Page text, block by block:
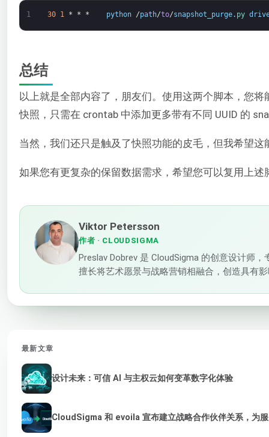
1 30 1 * * * python /path/to/snapshot_purge. py
总结
以上就是全部内容了，朋友们。使用这两个脚本，您
快照，只需在 crontab 中添加更多带有不同 UUID 的
当然，我们还只是触及了快照功能的皮毛，但我希望
如果您有更复杂的保留数据需求，希望您可以复用上述
Viktor Petersson
作者 · CLOUDSIGMA
Preslav Dobrev 是 CloudSigma 的创意设计师
擅长将艺术愿景与战略营销相融合，创造具有
最新文章
设计未来：可信 AI 与主权云如何变革数字化体验
CloudSigma 和 evoila 宣布建立战略合作伙伴关系，为